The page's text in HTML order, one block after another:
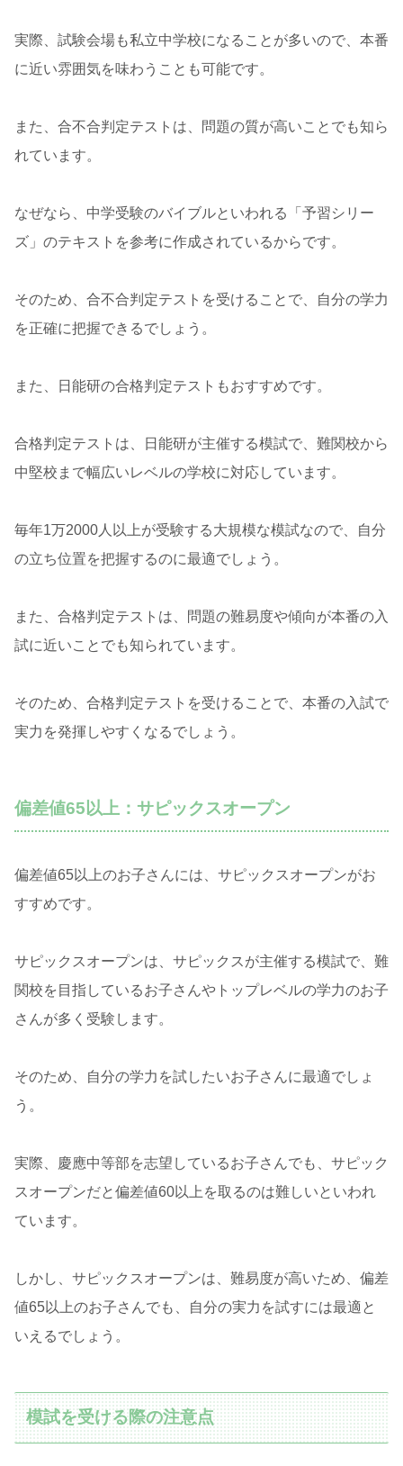
実際、試験会場も私立中学校になることが多いので、本番
に近い雰囲気を味わうことも可能です。
また、合不合判定テストは、問題の質が高いことでも知ら
れています。
なぜなら、中学受験のバイブルといわれる「予習シリー
ズ」のテキストを参考に作成されているからです。
そのため、合不合判定テストを受けることで、自分の学力
を正確に把握できるでしょう。
また、日能研の合格判定テストもおすすめです。
合格判定テストは、日能研が主催する模試で、難関校から
中堅校まで幅広いレベルの学校に対応しています。
毎年1万2000人以上が受験する大規模な模試なので、自分
の立ち位置を把握するのに最適でしょう。
また、合格判定テストは、問題の難易度や傾向が本番の入
試に近いことでも知られています。
そのため、合格判定テストを受けることで、本番の入試で
実力を発揮しやすくなるでしょう。
偏差値65以上：サピックスオープン
偏差値65以上のお子さんには、サピックスオープンがお
すすめです。
サピックスオープンは、サピックスが主催する模試で、難
関校を目指しているお子さんやトップレベルの学力のお子
さんが多く受験します。
そのため、自分の学力を試したいお子さんに最適でしょ
う。
実際、慶應中等部を志望しているお子さんでも、サピック
スオープンだと偏差値60以上を取るのは難しいといわれ
ています。
しかし、サピックスオープンは、難易度が高いため、偏差
値65以上のお子さんでも、自分の実力を試すには最適と
いえるでしょう。
模試を受ける際の注意点